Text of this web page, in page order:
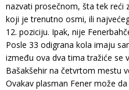
nazvati prosečnom, šta tek reći
koji je trenutno osmi, ili
12. poziciju. Ipak, nije
Posle 33 odigrana kola imaju
između ova dva tima tražiće se
Bašakšehir na četvrtom mestu
Ovakav plasman Fener može